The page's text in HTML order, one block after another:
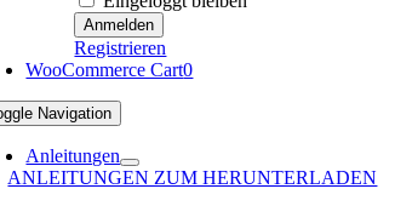
Registrieren
WooCommerce Cart0
Navigation
Anleitungen
ANLEITUNGEN ZUM HERUNTERLADEN